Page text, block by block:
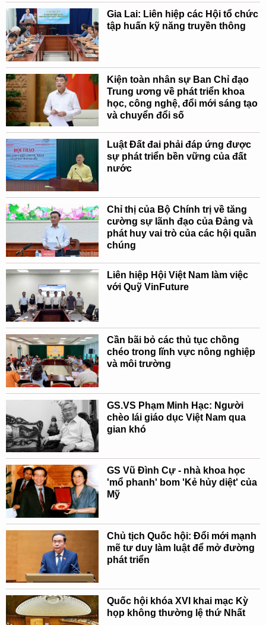
Gia Lai: Liên hiệp các Hội tổ chức
tập huấn kỹ năng truyền thông
Kiện toàn nhân sự Ban Chỉ đạo
Trung ương về phát triển khoa
học, công nghệ, đổi mới sáng tạo
và chuyển đổi số
Luật Đất đai phải đáp ứng được
sự phát triển bền vững của đất
nước
Chỉ thị của Bộ Chính trị về tăng
cường sự lãnh đạo của Đảng và
phát huy vai trò của các hội quần
chúng
Liên hiệp Hội Việt Nam làm việc
với Quỹ VinFuture
Cần bãi bỏ các thủ tục chồng
chéo trong lĩnh vực nông nghiệp
và môi trường
GS.VS Phạm Minh Hạc: Người
chèo lái giáo dục Việt Nam qua
gian khó
GS Vũ Đình Cự - nhà khoa học
'mổ phanh' bom 'Kẻ hủy diệt' của
Mỹ
Chủ tịch Quốc hội: Đổi mới mạnh
mẽ tư duy làm luật để mở đường
phát triển
Quốc hội khóa XVI khai mạc Kỳ
họp không thường lệ thứ Nhất